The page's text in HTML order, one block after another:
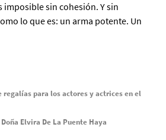
sin cohesión. Y sin
lo que es: un arma potente. Un
regalías para los actores y actrices en el
Elvira De La Puente Haya